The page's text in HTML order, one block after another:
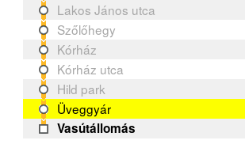
Lakos János utca
Szőlőhegy
Kórház
Kórház utca
Hild park
Üveggyár
Vasútállomás